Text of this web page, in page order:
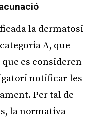
la dermatosi
A, que
es consideren
notificar-les
Per tal de
la normativa